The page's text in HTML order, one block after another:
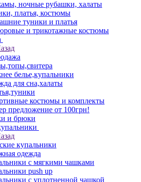
ночные рубашки, халаты
платья, костюмы
туники и платья
и трикотажные костюмы
белье,купальники
для сна,халаты
костюмы и комплекты
предложение от 100грн!
и брюки
купальники
одежда
с мягкими чашками
push up
с уплотненной чашкой